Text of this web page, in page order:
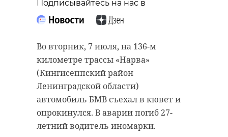
Подписывайтесь на нас в
Во вторник, 7 июля, на 136-м
километре трассы «Нарва»
(Кингисеппский район
Ленинградской области)
автомобиль БМВ съехал в кювет и
опрокинулся. В аварии погиб 27-
летний водитель иномарки.
области продолжает укреплять
систему защиты своего
воздушного пространства от
беспилотников. На мероприятии,
которое прошло в областном
правительстве при участии
губернатора Александра
одних сейчас продолжаются
других начинается новый,
взрослый этап жизни.
В 2026 году в Ленинградской
области 52 выпускника получили
100 баллов на ЕГЭ, а семь человек
смогли набрать по 200 баллов.